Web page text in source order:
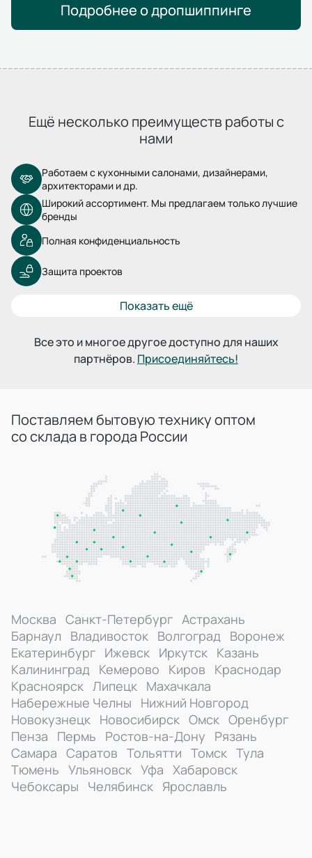
Подробнее о дропшиппинге
Ещё несколько преимуществ работы с
нами
Работаем с кухонными салонами, дизайнерами,
архитекторами и др.
Широкий ассортимент. Мы предлагаем только лучшие
бренды
Полная конфиденциальность
Защита проектов
Показать ещё
Все это и многое другое доступно для наших
партнёров. Присоединяйтесь!
Поставляем бытовую технику оптом
со склада в города России
Москва Санкт-Петербург Астрахань
Барнаул
Владивосток Волгоград Воронеж
Екатеринбург Ижевск Иркутск Казань
Калининград Кемерово Киров
Краснодар
Красноярск Липецк Махачкала
Набережные Челны
Нижний Новгород
Новокузнецк Новосибирск Омск Оренбург
Пенза
Пермь Ростов-на-Дону
Рязань
Самара Саратов Тольятти Томск Тула
Тюмень Ульяновск Уфа Хабаровск
Чебоксары
Челябинск Ярославль